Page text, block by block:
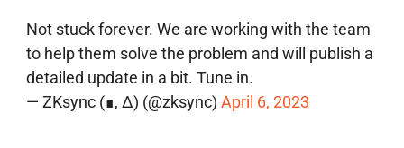
Not stuck forever. We are working with the team
to help them solve the problem and will publish a
detailed update in a bit. Tune in.
— ZKsync (∎, ∆) (@zksync) April 6, 2023